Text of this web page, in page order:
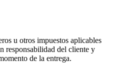
u otros impuestos aplicables
responsabilidad del cliente y
de la entrega.